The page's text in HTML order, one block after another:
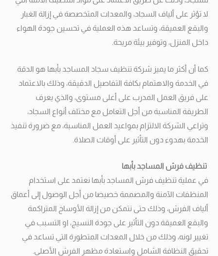
لا تؤثر على ألياف السجاد، والمعدات المتخصصة في إزالة الغبار
والبقع العميقة، وتساعد هذه العملية في تحسين جودة الهواء
داخل المنزل، وتوفير بيئة مريحة.
كما أن أكثر ما يميز شركة تنظيف سجاد المساجد بأبها هو الدقة
في الخدمة والاهتمام بكافة التفاصيل الدقيقة، وذلك بالاعتماد
على فريق العمل المدرب على أعلى مستوى، والذي يعرف
الطريقة المناسبة من أجل التعامل مع مختلف أنواع السجاد،
وتراعي الشركة الالتزام بمواعيد العمل المناسبة، مع ضرورة تنفيذ
الخدمة بهدوء دون التأثير على أوقات الصلاة.
تنظيف فرش المساجد بأبها
في عملية تنظيف فرش المساجد بأبها نعتمد على استخدام
المنظفات الآمنة والمصممة خصيصا من أجل الوصول إلى أعماق
ألياف الفرش، وذلك حتى نتمكن من إزالة الأوساخ المتراكمة
والبقع العميقة دون التأثير على جودة النسيج، او التسبب في
تغيير لونه، وذلك من خلال المعدات المتطورة التي تساعد في
تحقيق النظافة الشامل واستعادة مظهر الفرش الأصلي.